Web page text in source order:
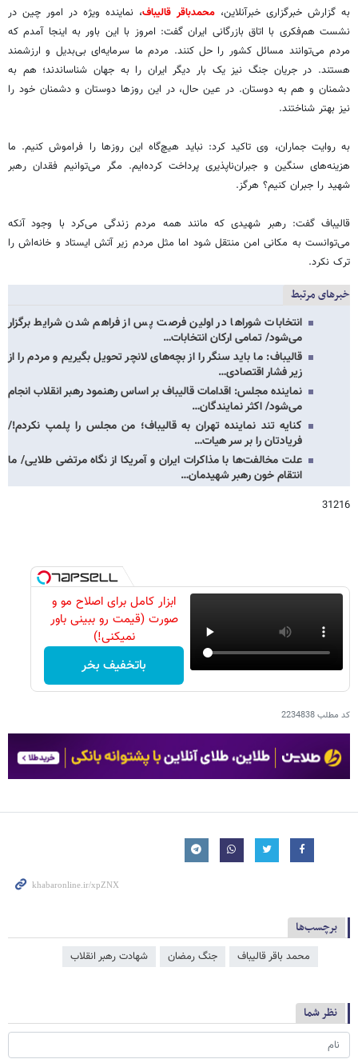
به گزارش خبرگزاری خبرآنلاین، محمدباقر قالیباف، نماینده ویژه در امور چین در
نشست هم‌فکری با اتاق بازرگانی ایران گفت: امروز با این باور به اینجا آمدم که
مردم می‌توانند مسائل کشور را حل کنند. مردم ما سرمایه‌ای بی‌بدیل و ارزشمند
هستند. در جریان جنگ نیز یک بار دیگر ایران را به جهان شناساندند؛ هم به
دشمنان و هم به دوستان. در عین حال، در این روزها دوستان و دشمنان خود را
نیز بهتر شناختند.
به روایت جماران، وی تاکید کرد: نباید هیچ‌گاه این روزها را فراموش کنیم. ما
هزینه‌های سنگین و جبران‌ناپذیری پرداخت کرده‌ایم. مگر می‌توانیم فقدان رهبر
شهید را جبران کنیم؟ هرگز.
قالیباف گفت: رهبر شهیدی که مانند همه مردم زندگی می‌کرد با وجود آنکه
می‌توانست به مکانی امن منتقل شود اما مثل مردم زیر آتش ایستاد و خانه‌اش را
ترک نکرد.
خبرهای مرتبط
انتخابات شوراها در اولین فرصت پس از فراهم شدن شرایط برگزار
می‌شود/ تمامی ارکان انتخابات…
قالیباف: ما باید سنگر را از بچه‌های لانچر تحویل بگیریم و مردم را از
زیر فشار اقتصادی…
نماینده مجلس: اقدامات قالیباف بر اساس رهنمود رهبر انقلاب انجام
می‌شود/ اکثر نمایندگان…
کنایه تند نماینده تهران به قالیباف؛ من مجلس را پلمپ نکردم!/
فریادتان را بر سر هیات…
علت مخالفت‌ها با مذاکرات ایران و آمریکا از نگاه مرتضی طلایی/ ما
انتقام خون رهبر شهیدمان…
31216
ابزار کامل برای اصلاح مو و
صورت (قیمت رو ببینی باور
نمیکنی!)
باتخفیف بخر
کد مطلب2234838
برچسب‌ها
محمد باقر قالیباف جنگ رمضان شهادت رهبر انقلاب
نظر شما